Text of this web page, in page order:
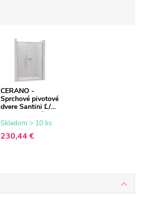
CERANO -
Sprchové pivotové
dvere Santini Ľ/P
- 6 mm - chróm,
transparentné
cm
Skladom > 10 ks
230,44 €